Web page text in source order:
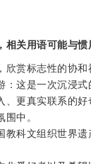
关用语可能与惯
欣赏标志性的协
这是一次沉浸
、更真实联系的
中。
教科文组织世界